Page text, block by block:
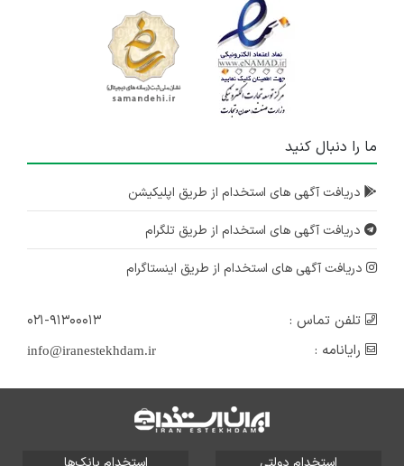
ما را دنبال کنید
دریافت آگهی های استخدام از طریق اپلیکیشن
دریافت آگهی های استخدام از طریق تلگرام
دریافت آگهی های استخدام از طریق اینستاگرام
تلفن تماس :
۰۲۱-۹۱۳۰۰۰۱۳
رایانامه :
info@iranestekhdam.ir